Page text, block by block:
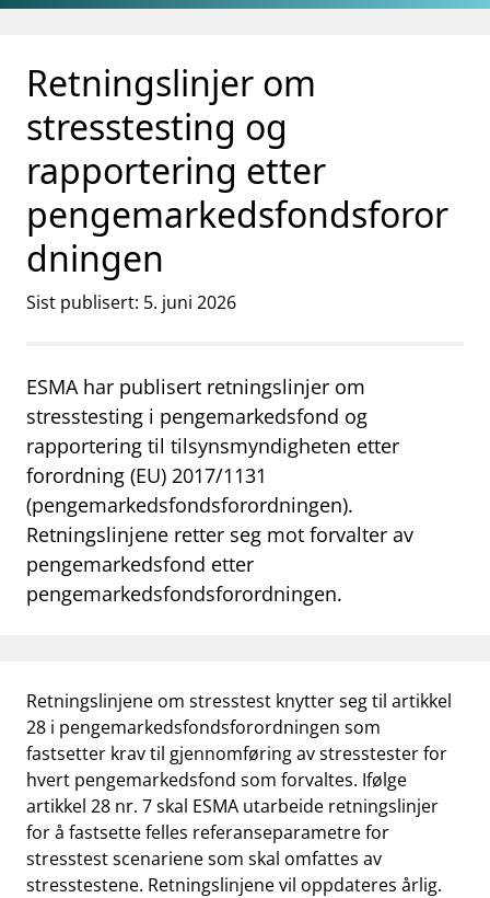
Gå til hovedinnhold
Gå til søkesiden
Retningslinjer om
stresstesting og
rapportering etter
pengemarkedsfondsforor
dningen
Sist publisert: 5. juni 2026
ESMA har publisert retningslinjer om
stresstesting i pengemarkedsfond og
rapportering til tilsynsmyndigheten etter
forordning (EU) 2017/1131
(pengemarkedsfondsforordningen).
Retningslinjene retter seg mot forvalter av
pengemarkedsfond etter
pengemarkedsfondsforordningen.
Retningslinjene om stresstest knytter seg til artikkel
28 i pengemarkeds­fondsforordningen som
fastsetter krav til gjennomføring av stresstester for
hvert pengemarkedsfond som forvaltes. Ifølge
artikkel 28 nr. 7 skal ESMA utarbeide retningslinjer
for å fastsette felles referanseparametre for
stresstest scenariene som skal omfattes av
stresstestene. Retningslinjene vil oppdateres årlig.